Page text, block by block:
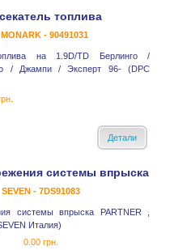
топлива
MONARK - 90491031
на 1.9D/TD Берлинго /
/ Джампи / Эксперт 96- (DPC
Детали
системы впрыска
SEVEN - 7DS91083
системы впрыска PARTNER ,
Италия)
0.00 грн.